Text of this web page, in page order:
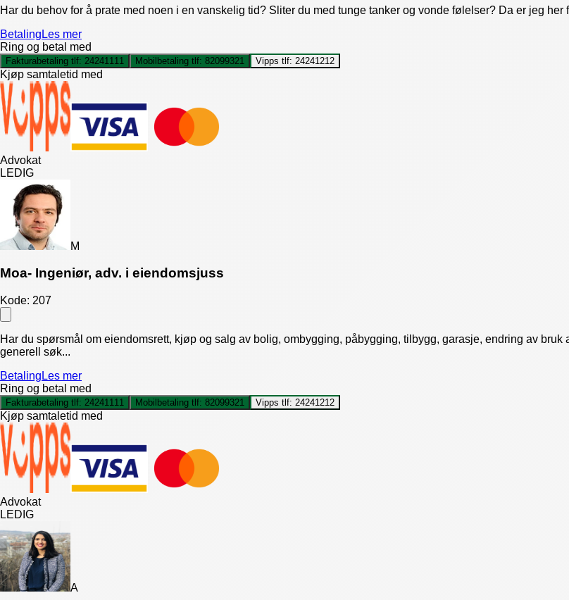
Har du behov for å prate med noen i en vanskelig tid? Sliter du med tunge tanker og vonde følelser? Da er jeg her
Betaling Les mer
Ring og betal med
Fakturabetaling tlf: 24241111 Mobilbetaling tlf: 82099321 Vipps tlf: 24241212
Kjøp samtaletid med
Advokat
LEDIG
M
Moa- Ingeniør, adv. i eiendomsjuss
Kode: 207
Har du spørsmål om eiendomsrett, kjøp og salg av bolig, ombygging, påbygging, tilbygg, garasje, endring av
generell søk...
Betaling Les mer
Ring og betal med
Fakturabetaling tlf: 24241111 Mobilbetaling tlf: 82099321 Vipps tlf: 24241212
Kjøp samtaletid med
Advokat
LEDIG
A